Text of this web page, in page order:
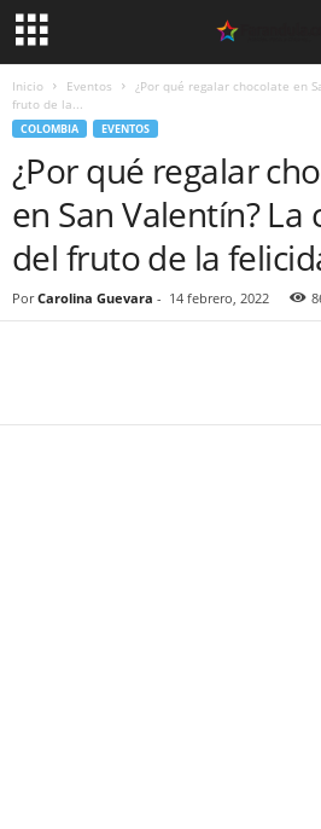
Inicio Eventos
¿Por qué regalar chocolate en
fruto de la...
COLOMBIA EVENTOS
¿Por qué regalar
en San Valentín? La
del fruto de la
Por Carolina Guevara - 14 febrero, 2022